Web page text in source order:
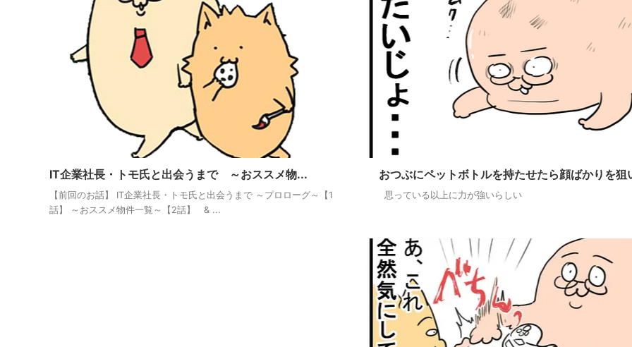
IT企業社長・トモ氏と出会うまで ～おススメ物...
【前回のお話】 IT企業社長・トモ氏と出会うまで ～プロローグ～【1
話】 ～おススメ物件一覧～【2話】 & ...
おつぶにペットボトルを持たせたら顔ばかりを狙
思っている以上に力が強いらしい